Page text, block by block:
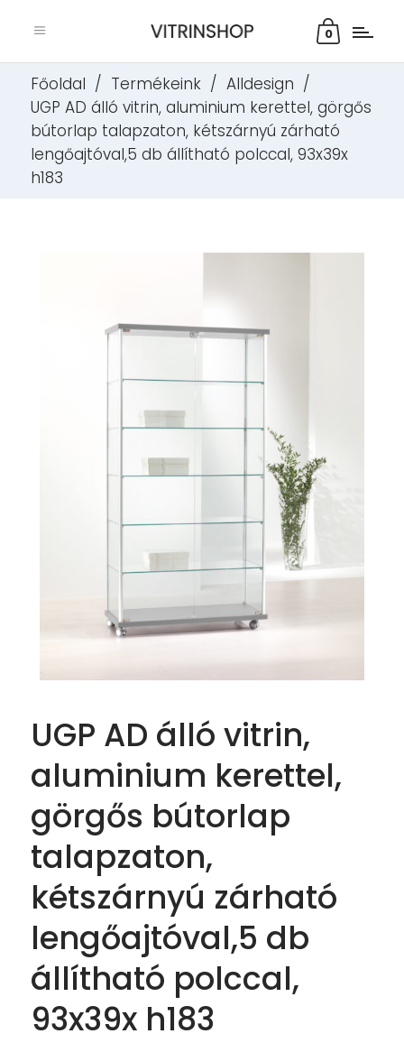
0
Főoldal / Termékeink / Alldesign /
UGP AD álló vitrin, aluminium kerettel, görgős
bútorlap talapzaton, kétszárnyú zárható
lengőajtóval,5 db állítható polccal, 93x39x
h183
UGP AD álló vitrin,
aluminium kerettel,
görgős bútorlap
talapzaton,
kétszárnyú zárható
lengőajtóval,5 db
állítható polccal,
93x39x h183